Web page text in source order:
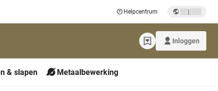
Helpcentrum |
Inloggen
& slapen Metaalbewerking